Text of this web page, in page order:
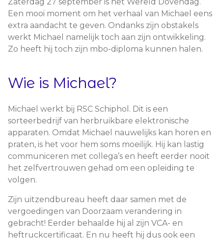
Een mooi moment om het verhaal van Michael eens
extra aandacht te geven. Ondanks zijn obstakels
werkt Michael namelijk toch aan zijn ontwikkeling.
Zo heeft hij toch zijn mbo-diploma kunnen halen.
Wie is Michael?
Michael werkt bij RSC Schiphol. Dit is een
sorteerbedrijf van herbruikbare elektronische
apparaten. Omdat Michael nauwelijks kan horen en
praten, is het voor hem soms moeilijk. Hij kan lastig
communiceren met collega’s en heeft eerder nooit
het zelfvertrouwen gehad om een opleiding te
volgen.
Zijn uitzendbureau heeft daar samen met de
vergoedingen van Doorzaam verandering in
gebracht! Eerder behaalde hij al zijn VCA- en
heftruckcertificaat. En nu heeft hij dus ook een